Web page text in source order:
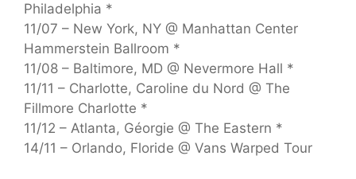
Philadelphia *
11/07 – New York, NY @ Manhattan Center
Hammerstein Ballroom *
11/08 – Baltimore, MD @ Nevermore Hall *
11/11 – Charlotte, Caroline du Nord @ The
Fillmore Charlotte *
11/12 – Atlanta, Géorgie @ The Eastern *
14/11 – Orlando, Floride @ Vans Warped Tour